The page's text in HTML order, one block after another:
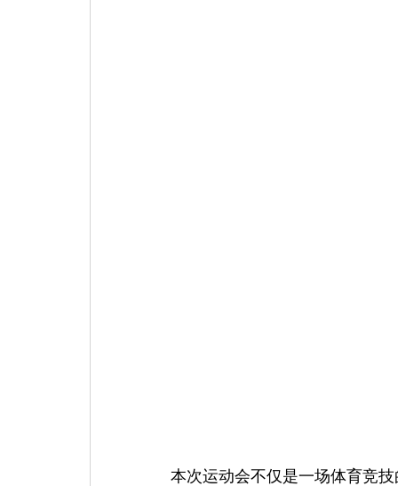
本次运动会不仅是一场体育竞